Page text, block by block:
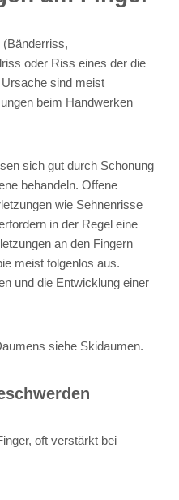
(Bänderriss,
oder Riss eines der die
sind meist
beim Handwerken
sich gut durch Schonung
behandeln. Offene
wie Sehnenrisse
in der Regel eine
an den Fingern
meist folgenlos aus.
und die Entwicklung einer
siehe Skidaumen.
oft verstärkt bei